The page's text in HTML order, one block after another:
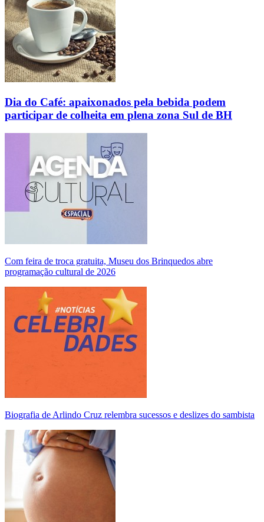
Dia do Café: apaixonados pela bebida podem
participar de colheita em plena zona Sul de BH
Com feira de troca gratuita, Museu dos Brinquedos abre
programação cultural de 2026
Biografia de Arlindo Cruz relembra sucessos e deslizes do sambista